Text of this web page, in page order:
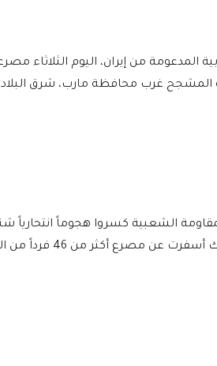
الإنقلابية المدعومة من إيران، اليوم
غرب محافظة مارب، شرق البلاد،
الشعبية كسروا هجوماً انتحارياً
مواقع عسكرية في جبهة المشجح،